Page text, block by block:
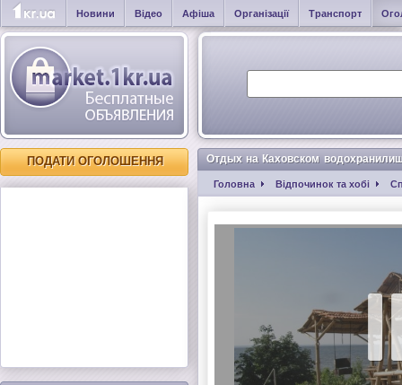
Новини Відео Афіша Організації Транспорт
ПОДАТИ ОГОЛОШЕННЯ Отдых на Каховском
Головна Відпочинок та хобі